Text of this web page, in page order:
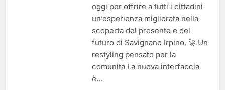
oggi per offrire a tutti i cittadini
un’esperienza migliorata nella
scoperta del presente e del
futuro di Savignano Irpino. 🚀 Un
restyling pensato per la
comunità La nuova interfaccia
è…